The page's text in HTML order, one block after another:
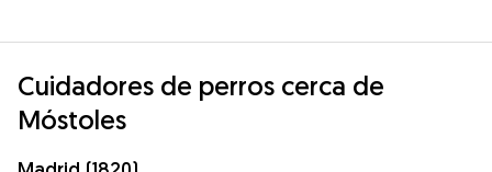
Cuidadores de perros cerca de
Móstoles